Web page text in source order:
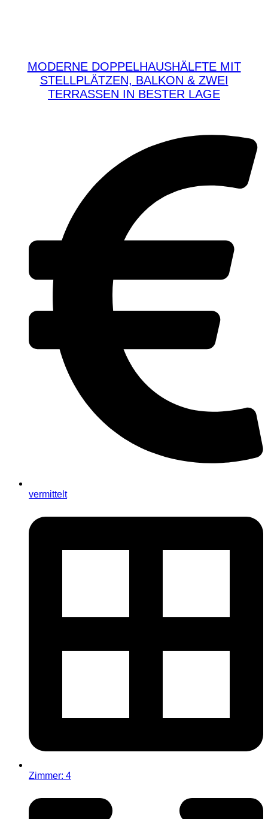
MODERNE DOPPELHAUSHÄLFTE MIT
STELLPLÄTZEN, BALKON & ZWEI
TERRASSEN IN BESTER LAGE
vermittelt
Zimmer: 4